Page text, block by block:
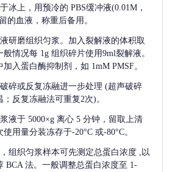
冰上，用预冷的 PBS缓冲液(0.01M，
的血液，称重后备用。
研磨组织匀浆。加入裂解液的体积取
般情况每 1g 组织碎片使用9ml裂解液。
入蛋白酶抑制剂，如 1mM PMSF。
碎或反复冻融进一步处理 (超声破碎
反复冻融法可重复2次)。
液于 5000×g 离心 5 分钟，留取上清
用量分装冻存于-20°C 或-80°C。
组织匀浆样本可先测定总蛋白浓度
,以
BCA 法。一般调整总蛋白浓度至 1-